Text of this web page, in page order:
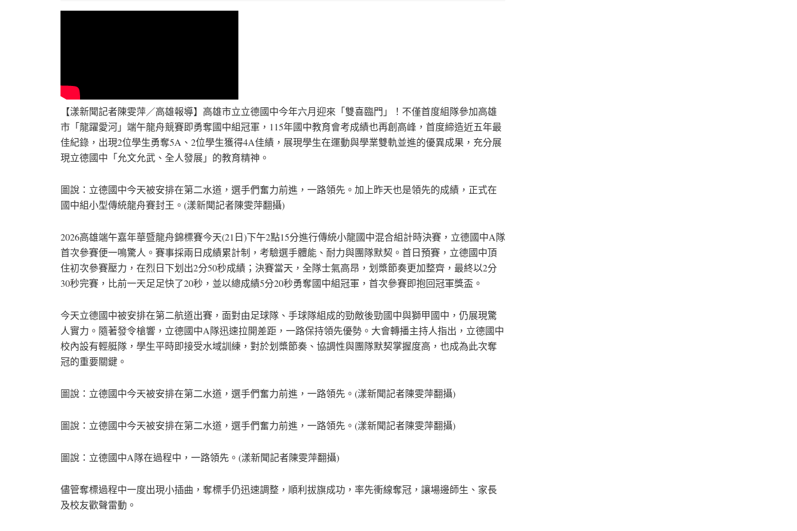
【漾新聞記者陳雯萍／高雄報導】高雄市立立德國中今年六月迎來「雙喜臨門」！不僅首度組隊參加高雄
市「龍躍愛河」端午龍舟競賽即勇奪國中組冠軍，115年國中教育會考成績也再創高峰，首度締造近五年最
佳紀錄，出現2位學生勇奪5A、2位學生獲得4A佳績，展現學生在運動與學業雙軌並進的優異成果，充分展
現立德國中「允文允武、全人發展」的教育精神。
圖說：立德國中今天被安排在第二水道，選手們奮力前進，一路領先。加上昨天也是領先的成績，正式在
國中組小型傳統龍舟賽封王。(漾新聞記者陳雯萍翻攝)
2026高雄端午嘉年華暨龍舟錦標賽今天(21日)下午2點15分進行傳統小龍國中混合組計時決賽，立德國中A隊
首次參賽便一鳴驚人。賽事採兩日成績累計制，考驗選手體能、耐力與團隊默契。首日預賽，立德國中頂
住初次參賽壓力，在烈日下划出2分50秒成績；決賽當天，全隊士氣高昂，划槳節奏更加整齊，最終以2分
30秒完賽，比前一天足足快了20秒，並以總成績5分20秒勇奪國中組冠軍，首次參賽即抱回冠軍獎盃。
今天立德國中被安排在第二航道出賽，面對由足球隊、手球隊組成的勁敵後勁國中與獅甲國中，仍展現驚
人實力。隨著發令槍響，立德國中A隊迅速拉開差距，一路保持領先優勢。大會轉播主持人指出，立德國中
校內設有輕艇隊，學生平時即接受水域訓練，對於划槳節奏、協調性與團隊默契掌握度高，也成為此次奪
冠的重要關鍵。
圖說：立德國中今天被安排在第二水道，選手們奮力前進，一路領先。(漾新聞記者陳雯萍翻攝)
圖說：立德國中今天被安排在第二水道，選手們奮力前進，一路領先。(漾新聞記者陳雯萍翻攝)
圖說：立德國中A隊在過程中，一路領先。(漾新聞記者陳雯萍翻攝)
儘管奪標過程中一度出現小插曲，奪標手仍迅速調整，順利拔旗成功，率先衝線奪冠，讓場邊師生、家長
及校友歡聲雷動。